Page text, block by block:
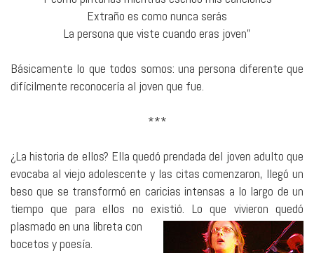
Extraño es como nunca serás
La persona que viste cuando eras joven”
Básicamente lo que todos somos: una persona diferente que
difícilmente reconocería al joven que fue.
***
¿La historia de ellos? Ella quedó prendada del joven adulto que
evocaba al viejo adolescente y las citas comenzaron, llegó un
beso que se transformó en caricias intensas a lo largo de un
tiempo que para ellos no existió. Lo que vivieron quedó
plasmado en una libreta con
bocetos y poesía.